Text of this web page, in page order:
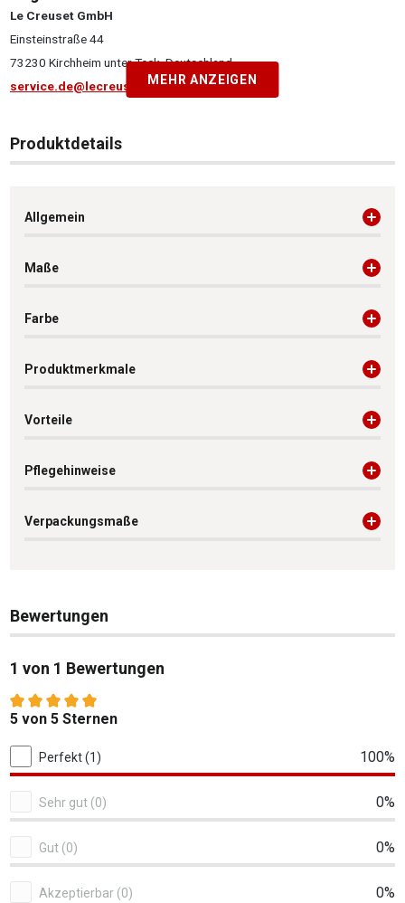
Le Creuset GmbH
Einsteinstraße 44
73230 Kirchheim unter Teck, Deutschland
service.de@lecreuset.comMEHR ANZEIGEN
Produktdetails
Allgemein
Maße
Farbe
Produktmerkmale
Vorteile
Pflegehinweise
Verpackungsmaße
Bewertungen
1 von 1 Bewertungen
Durchschnittliche Bewertung von 5 von 5 Sternen
5 von 5 Sternen
1 von 1 Bewertungen
Perfekt (1) 100%
Sehr gut (0) 0%
Gut (0) 0%
Akzeptierbar (0) 0%